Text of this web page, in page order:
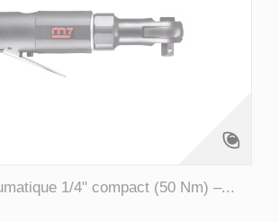
1/4" compact (50 Nm) –...